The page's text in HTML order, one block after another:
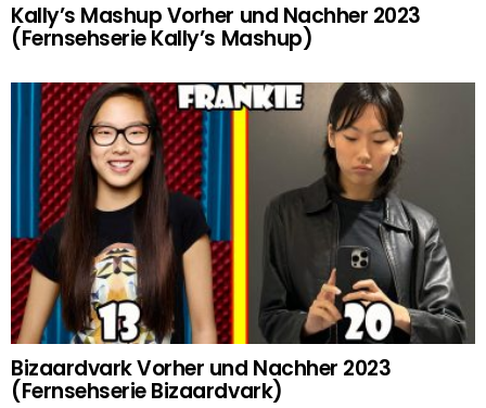
Kally’s Mashup Vorher und Nachher 2023
(Fernsehserie Kally’s Mashup)
Bizaardvark Vorher und Nachher 2023
(Fernsehserie Bizaardvark)